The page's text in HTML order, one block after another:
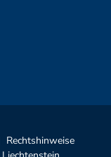
Rechtshinweise